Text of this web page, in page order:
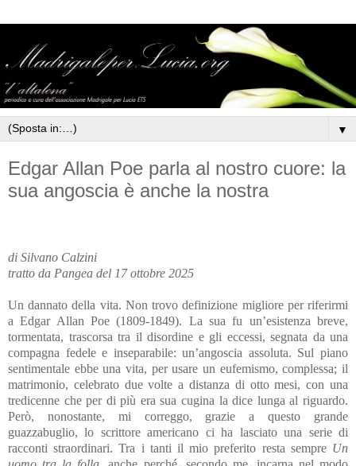
▼
Edgar Allan Poe parla al nostro cuore: la
sua angoscia è anche la nostra
di Silvano Calzini
tratto da Pangea del 17 ottobre 2025
Un dannato della vita. Non trovo definizione migliore per riferirmi
a Edgar Allan Poe (1809-1849). La sua fu un’esistenza breve,
tormentata, trascorsa tra il disordine e gli eccessi, segnata da una
compagna fedele e inseparabile: un’angoscia assoluta. Sul piano
sentimentale ebbe una vita, per usare un eufemismo, complessa; il
matrimonio, celebrato due volte a distanza di otto mesi, con una
tredicenne che per di più era sua cugina la dice lunga al riguardo.
Però, nonostante, mi correggo, grazie a questo grande
guazzabuglio, lo scrittore americano ci ha lasciato una serie di
racconti straordinari. Tra i tanti il mio preferito resta sempre Un